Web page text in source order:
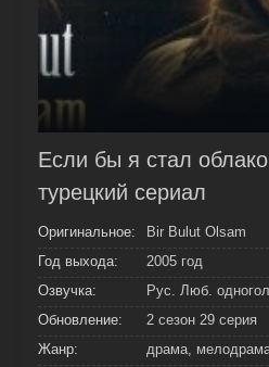
Если бы я стал
турецкий сериал
Оригинальное:
Bir Bulut Olsam
Год выхода:
2005 год
Озвучка:
Рус. Люб.
Обновление:
2 сезон 29 серия
Жанр:
драма,